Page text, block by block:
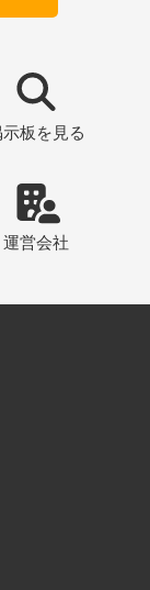
板を見る
運営会社